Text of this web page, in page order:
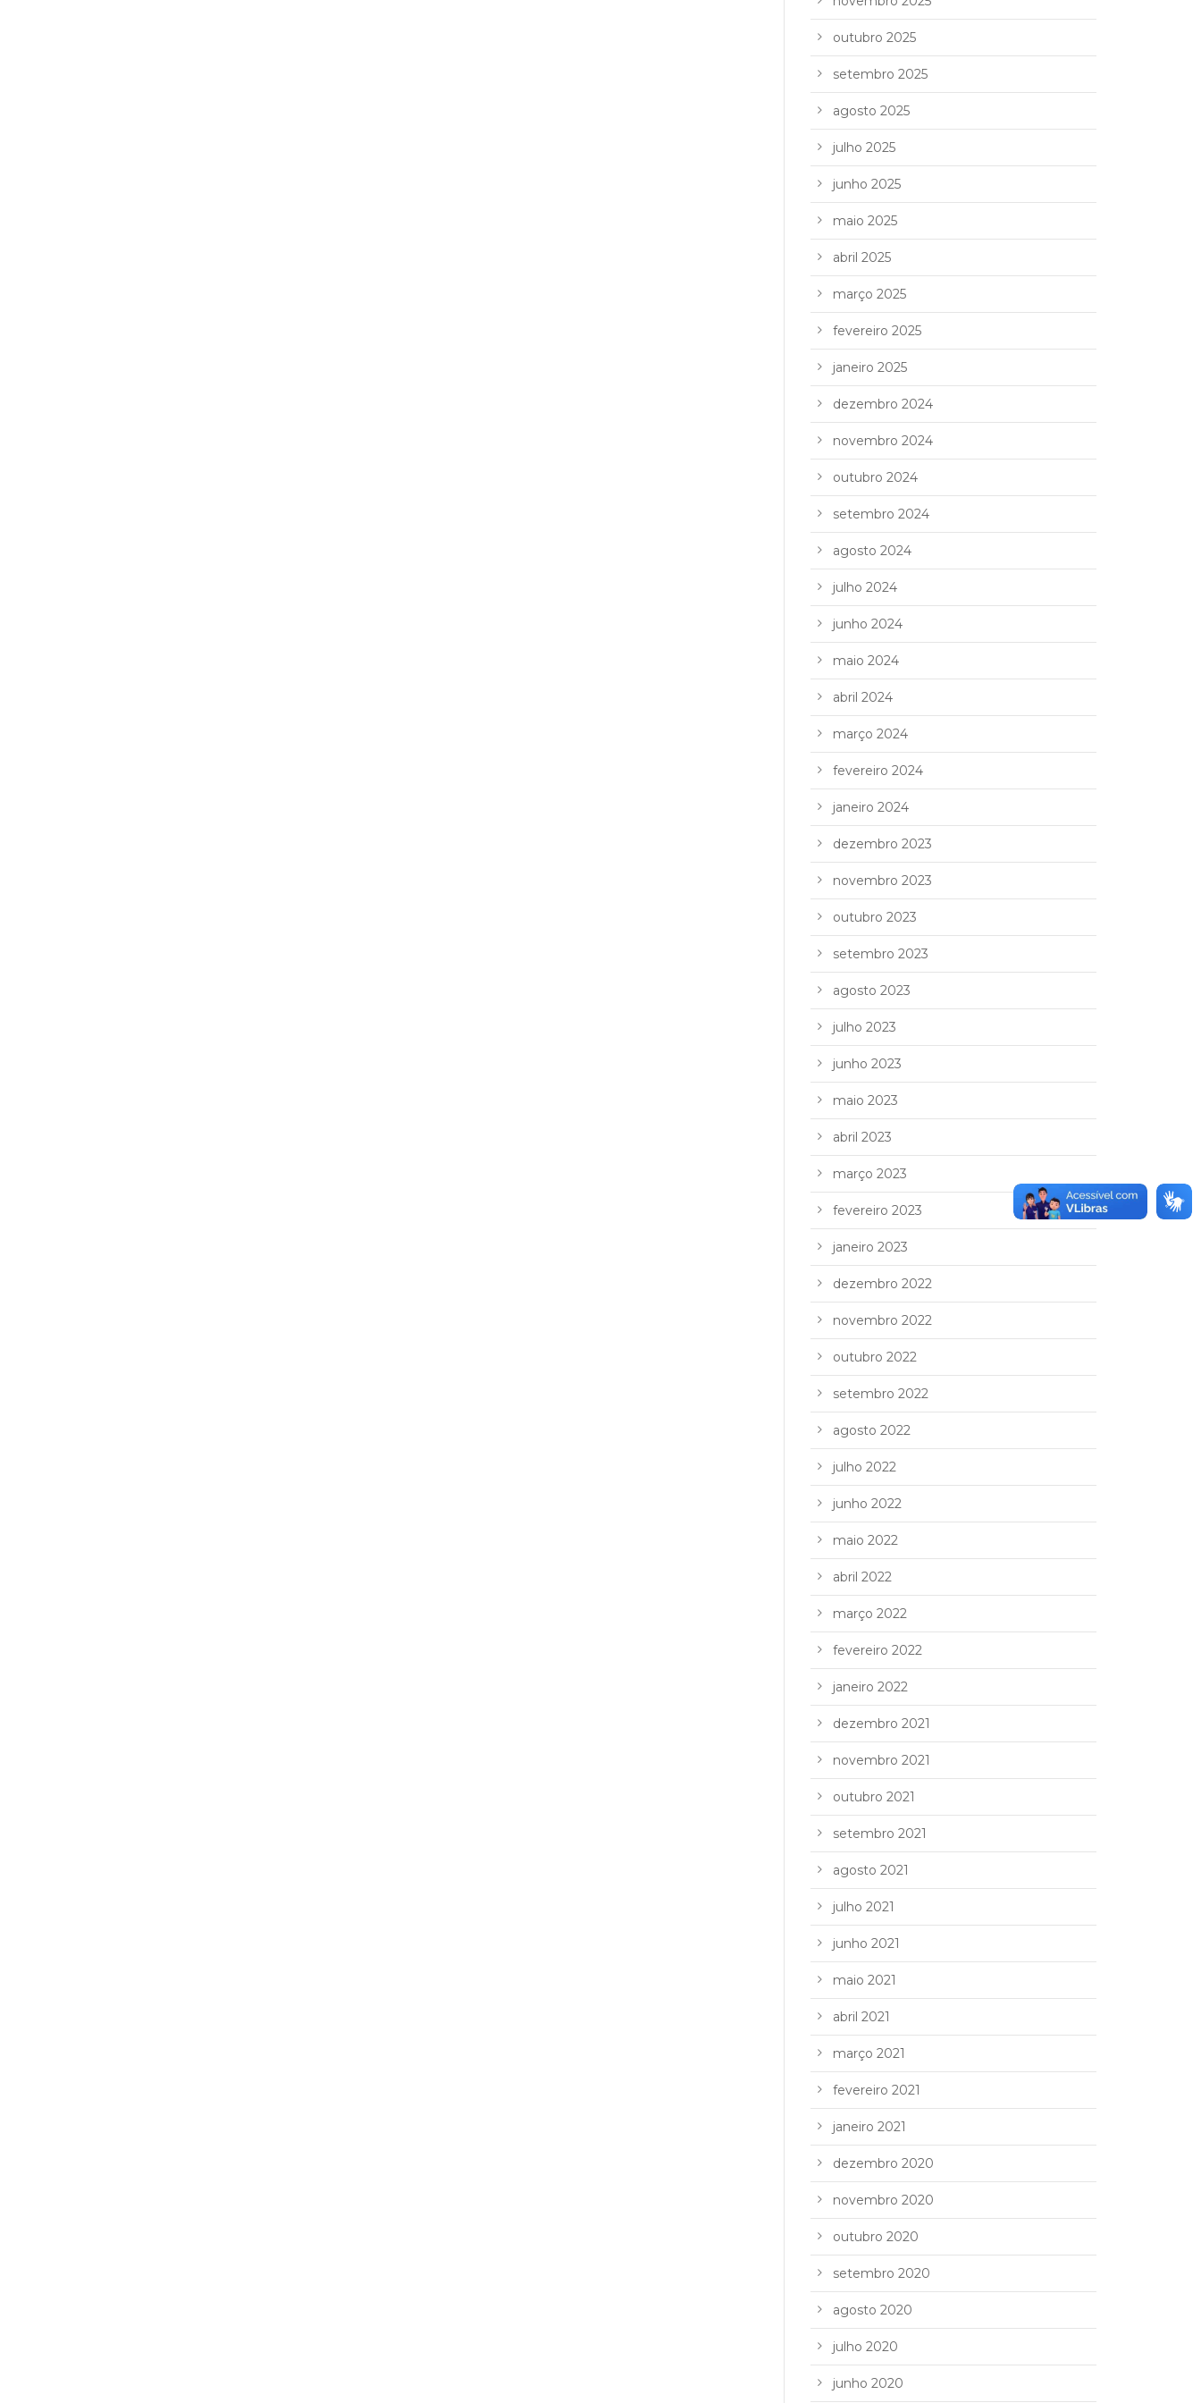
outubro 2025
setembro 2025
agosto 2025
julho 2025
junho 2025
maio 2025
abril 2025
março 2025
fevereiro 2025
janeiro 2025
dezembro 2024
novembro 2024
outubro 2024
setembro 2024
agosto 2024
julho 2024
junho 2024
maio 2024
abril 2024
março 2024
fevereiro 2024
janeiro 2024
dezembro 2023
novembro 2023
outubro 2023
setembro 2023
agosto 2023
julho 2023
junho 2023
maio 2023
abril 2023
março 2023
fevereiro 2023
janeiro 2023
dezembro 2022
novembro 2022
outubro 2022
setembro 2022
agosto 2022
julho 2022
junho 2022
maio 2022
abril 2022
março 2022
fevereiro 2022
janeiro 2022
dezembro 2021
novembro 2021
outubro 2021
setembro 2021
agosto 2021
julho 2021
junho 2021
maio 2021
abril 2021
março 2021
fevereiro 2021
janeiro 2021
dezembro 2020
novembro 2020
outubro 2020
setembro 2020
agosto 2020
julho 2020
junho 2020